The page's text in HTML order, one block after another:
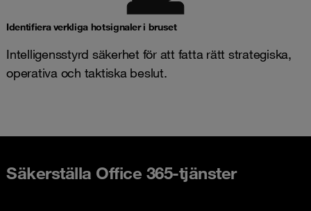
Identifiera verkliga hotsignaler i bruset
Intelligensstyrd säkerhet för att fatta rätt strategiska,
operativa och taktiska beslut.
Säkerställa Office 365-tjänster